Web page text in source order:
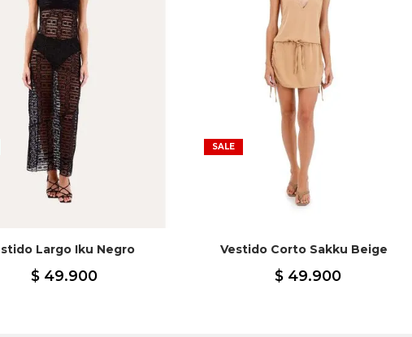
Largo Iku Negro
$ 49.900
SALE
Vestido Corto Sakku Beige
$ 49.900